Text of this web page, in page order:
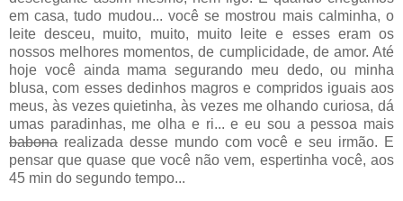
em casa, tudo mudou... você se mostrou mais calminha, o
leite desceu, muito, muito, muito leite e esses eram os
nossos melhores momentos, de cumplicidade, de amor. Até
hoje você ainda mama segurando meu dedo, ou minha
blusa, com esses dedinhos magros e compridos iguais aos
meus, às vezes quietinha, às vezes me olhando curiosa, dá
umas paradinhas, me olha e ri... e eu sou a pessoa mais
babona realizada desse mundo com você e seu irmão. E
pensar que quase que você não vem, espertinha você, aos
45 min do segundo tempo...